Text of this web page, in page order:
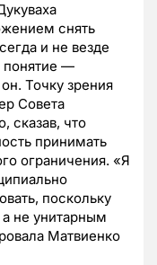
снять
и не везде
понятие —
Точку зрения
Совета
сказав, что
принимать
ограничения. «Я
поскольку
не унитарным
Матвиенко